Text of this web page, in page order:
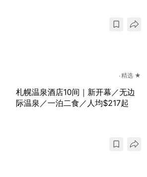
精选 ★
札幌温泉酒店10间｜新开幕／无边
际温泉／一泊二食／人均$217起